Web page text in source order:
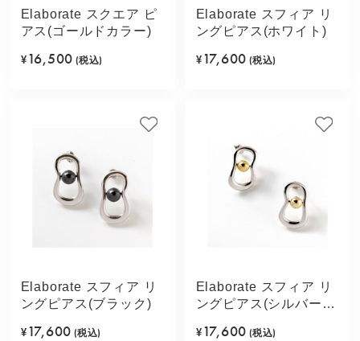
Elaborate スクエア ピ
アス(ゴールドカラー)
¥ 16,500 (税込)
Elaborate スフィア リ
ングピアス(ホワイト)
¥ 17,600 (税込)
Elaborate スフィア リ
ングピアス(ブラック)
¥ 17,600 (税込)
Elaborate スフィア リ
ングピアス(シルバーカ
¥ 17,600 (税込)